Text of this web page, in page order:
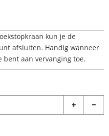
kun je de
afsluiten. Handig wanneer
bent aan vervanging toe.